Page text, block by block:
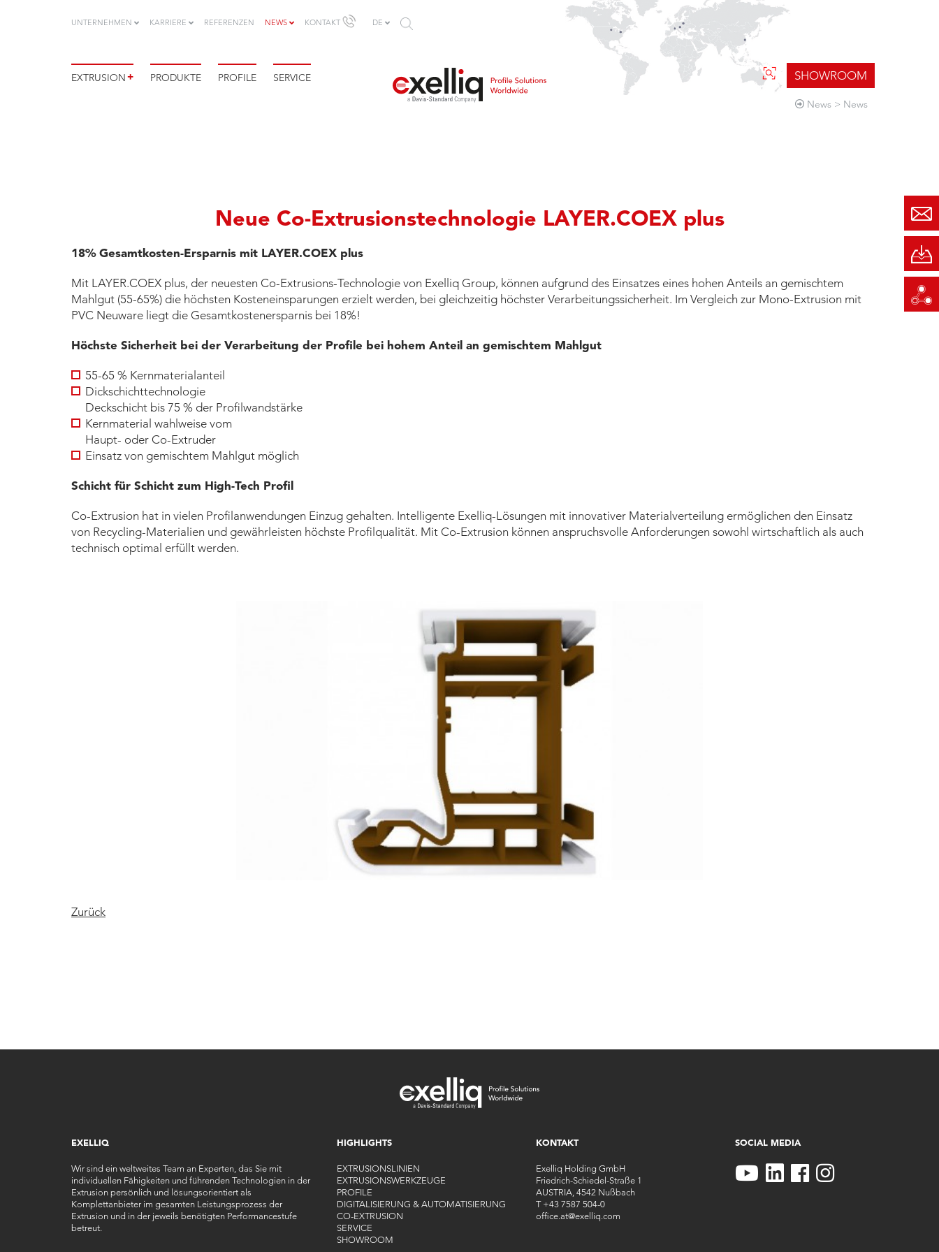
UNTERNEHMEN KARRIERE REFERENZEN NEWS KONTAKT DE SUCHFORMULAR
EXTRUSION+ PRODUKTE PROFILE SERVICE SHOWROOM
News News
Neue Co-Extrusionstechnologie LAYER.COEX plus
18% Gesamtkosten-Ersparnis mit LAYER.COEX plus
Mit LAYER.COEX plus, der neuesten Co-Extrusions-Technologie von Exelliq Group, können aufgrund des Einsatzes eines hohen Anteils an gemischtem
Mahlgut (55-65%) die höchsten Kosteneinsparungen erzielt werden, bei gleichzeitig höchster Verarbeitungssicherheit. Im Vergleich zur Mono-Extrusion mit
PVC Neuware liegt die Gesamtkostenersparnis bei 18%!
Höchste Sicherheit bei der Verarbeitung der Profile bei hohem Anteil an gemischtem Mahlgut
55-65 % Kernmaterialanteil
Dickschichttechnologie
Deckschicht bis 75 % der Profilwandstärke
Kernmaterial wahlweise vom
Haupt- oder Co-Extruder
Einsatz von gemischtem Mahlgut möglich
Schicht für Schicht zum High-Tech Profil
Co-Extrusion hat in vielen Profilanwendungen Einzug gehalten. Intelligente Exelliq-Lösungen mit innovativer Materialverteilung ermöglichen den Einsatz
von Recycling-Materialien und gewährleisten höchste Profilqualität. Mit Co-Extrusion können anspruchsvolle Anforderungen sowohl wirtschaftlich als auch
technisch optimal erfüllt werden.
Zurück
EXELLIQ
Wir sind ein weltweites Team an Experten, das Sie mit
individuellen Fähigkeiten und führenden Technologien in der
Extrusion persönlich und lösungsorientiert als
Komplettanbieter im gesamten Leistungsprozess der
Extrusion und in der jeweils benötigten Performancestufe
betreut.
HIGHLIGHTS
EXTRUSIONSLINIEN
EXTRUSIONSWERKZEUGE
PROFILE
DIGITALISIERUNG & AUTOMATISIERUNG
CO-EXTRUSION
SERVICE
SHOWROOM
KONTAKT
Exelliq Holding GmbH
Friedrich-Schiedel-Straße 1
AUSTRIA, 4542 Nußbach
T+43 7587 504-0
office.at@exelliq.com
SOCIAL MEDIA